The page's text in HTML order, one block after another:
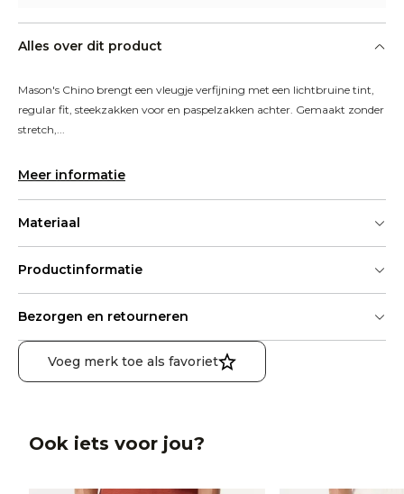
Alles over dit product
Mason's Chino brengt een vleugje verfijning met een lichtbruine tint,
regular fit, steekzakken voor en paspelzakken achter. Gemaakt zonder
stretch,...
Meer informatie
Materiaal
Productinformatie
Bezorgen en retourneren
Voeg merk toe als favoriet
Ook iets voor jou?